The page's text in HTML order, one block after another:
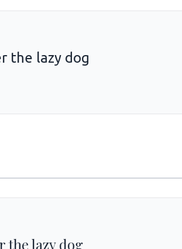
the lazy dog
the lazy dog